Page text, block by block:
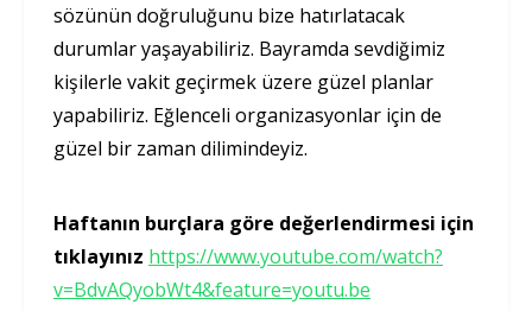
sözünün doğruluğunu bize hatırlatacak
durumlar yaşayabiliriz. Bayramda sevdiğimiz
kişilerle vakit geçirmek üzere güzel planlar
yapabiliriz. Eğlenceli organizasyonlar için de
güzel bir zaman dilimindeyiz.
Haftanın burçlara göre değerlendirmesi için
tıklayınız https://www.youtube.com/watch?
v=BdvAQyobWt4&feature=youtu.be